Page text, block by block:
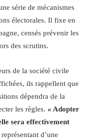
série de mécanismes
électorales. Il fixe en
censés prévenir les
des scrutins.
de la société civile
ils rappellent que
dépendra de la
les règles. « Adopter
sera effectivement
d’une